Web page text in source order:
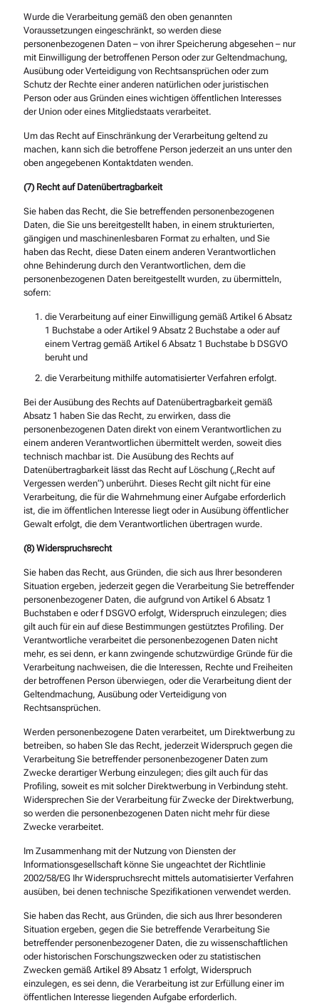
Wurde die Verarbeitung gemäß den oben genannten
Voraussetzungen eingeschränkt, so werden diese
personenbezogenen Daten – von ihrer Speicherung abgesehen – nur
mit Einwilligung der betroffenen Person oder zur Geltendmachung,
Ausübung oder Verteidigung von Rechtsansprüchen oder zum
Schutz der Rechte einer anderen natürlichen oder juristischen
Person oder aus Gründen eines wichtigen öffentlichen Interesses
der Union oder eines Mitgliedstaats verarbeitet.
Um das Recht auf Einschränkung der Verarbeitung geltend zu
machen, kann sich die betroffene Person jederzeit an uns unter den
oben angegebenen Kontaktdaten wenden.
(7) Recht auf Datenübertragbarkeit
Sie haben das Recht, die Sie betreffenden personenbezogenen
Daten, die Sie uns bereitgestellt haben, in einem strukturierten,
gängigen und maschinenlesbaren Format zu erhalten, und Sie
haben das Recht, diese Daten einem anderen Verantwortlichen
ohne Behinderung durch den Verantwortlichen, dem die
personenbezogenen Daten bereitgestellt wurden, zu übermitteln,
sofern:
die Verarbeitung auf einer Einwilligung gemäß Artikel 6 Absatz
1 Buchstabe a oder Artikel 9 Absatz 2 Buchstabe a oder auf
einem Vertrag gemäß Artikel 6 Absatz 1 Buchstabe b DSGVO
beruht und
die Verarbeitung mithilfe automatisierter Verfahren erfolgt.
Bei der Ausübung des Rechts auf Datenübertragbarkeit gemäß
Absatz 1 haben Sie das Recht, zu erwirken, dass die
personenbezogenen Daten direkt von einem Verantwortlichen zu
einem anderen Verantwortlichen übermittelt werden, soweit dies
technisch machbar ist. Die Ausübung des Rechts auf
Datenübertragbarkeit lässt das Recht auf Löschung („Recht auf
Vergessen werden“) unberührt. Dieses Recht gilt nicht für eine
Verarbeitung, die für die Wahrnehmung einer Aufgabe erforderlich
ist, die im öffentlichen Interesse liegt oder in Ausübung öffentlicher
Gewalt erfolgt, die dem Verantwortlichen übertragen wurde.
(8) Widerspruchsrecht
Sie haben das Recht, aus Gründen, die sich aus Ihrer besonderen
Situation ergeben, jederzeit gegen die Verarbeitung Sie betreffender
personenbezogener Daten, die aufgrund von Artikel 6 Absatz 1
Buchstaben e oder f DSGVO erfolgt, Widerspruch einzulegen; dies
gilt auch für ein auf diese Bestimmungen gestütztes Profiling. Der
Verantwortliche verarbeitet die personenbezogenen Daten nicht
mehr, es sei denn, er kann zwingende schutzwürdige Gründe für die
Verarbeitung nachweisen, die die Interessen, Rechte und Freiheiten
der betroffenen Person überwiegen, oder die Verarbeitung dient der
Geltendmachung, Ausübung oder Verteidigung von
Rechtsansprüchen.
Werden personenbezogene Daten verarbeitet, um Direktwerbung zu
betreiben, so haben SIe das Recht, jederzeit Widerspruch gegen die
Verarbeitung Sie betreffender personenbezogener Daten zum
Zwecke derartiger Werbung einzulegen; dies gilt auch für das
Profiling, soweit es mit solcher Direktwerbung in Verbindung steht.
Widersprechen Sie der Verarbeitung für Zwecke der Direktwerbung,
so werden die personenbezogenen Daten nicht mehr für diese
Zwecke verarbeitet.
Im Zusammenhang mit der Nutzung von Diensten der
Informationsgesellschaft könne Sie ungeachtet der Richtlinie
2002/58/EG Ihr Widerspruchsrecht mittels automatisierter Verfahren
ausüben, bei denen technische Spezifikationen verwendet werden.
Sie haben das Recht, aus Gründen, die sich aus Ihrer besonderen
Situation ergeben, gegen die Sie betreffende Verarbeitung Sie
betreffender personenbezogener Daten, die zu wissenschaftlichen
oder historischen Forschungszwecken oder zu statistischen
Zwecken gemäß Artikel 89 Absatz 1 erfolgt, Widerspruch
einzulegen, es sei denn, die Verarbeitung ist zur Erfüllung einer im
öffentlichen Interesse liegenden Aufgabe erforderlich.